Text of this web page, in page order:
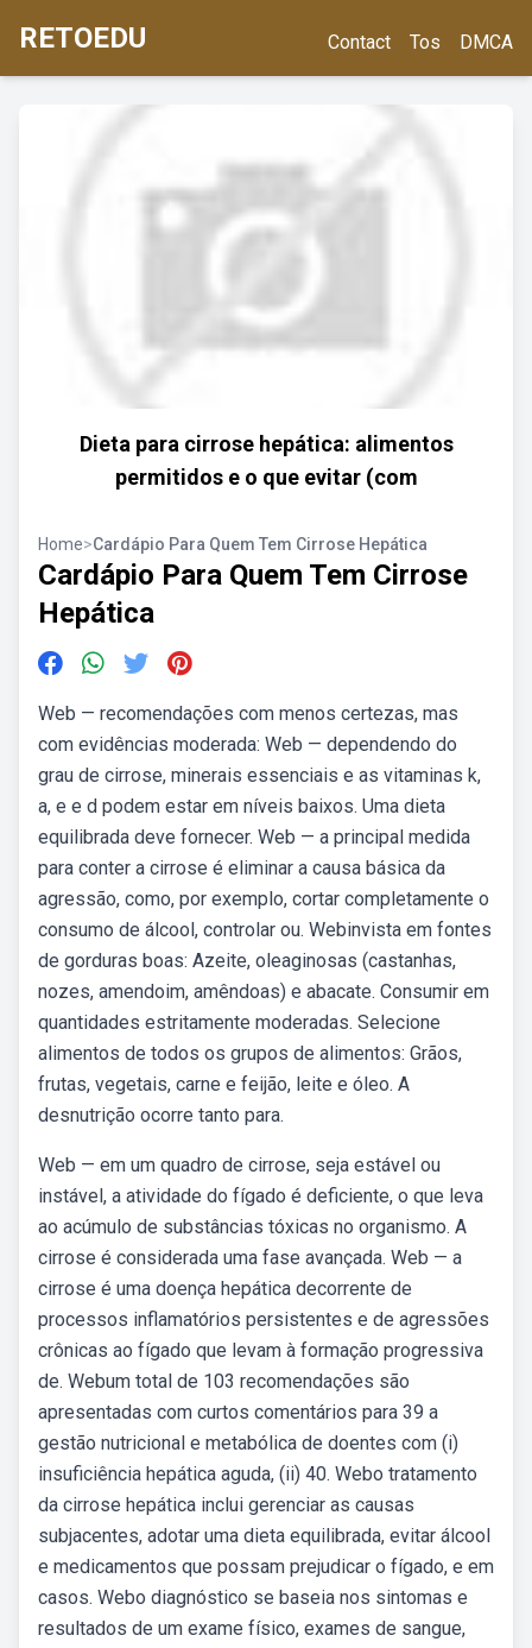
RETOEDU Contact Tos DMCA
Dieta para cirrose hepática: alimentos
permitidos e o que evitar (com
Home>Cardápio Para Quem Tem Cirrose Hepática
Cardápio Para Quem Tem Cirrose
Hepática
Web — recomendações com menos certezas, mas
com evidências moderada: Web — dependendo do
grau de cirrose, minerais essenciais e as vitaminas k,
a, e e d podem estar em níveis baixos. Uma dieta
equilibrada deve fornecer. Web — a principal medida
para conter a cirrose é eliminar a causa básica da
agressão, como, por exemplo, cortar completamente o
consumo de álcool, controlar ou. Webinvista em fontes
de gorduras boas: Azeite, oleaginosas (castanhas,
nozes, amendoim, amêndoas) e abacate. Consumir em
quantidades estritamente moderadas. Selecione
alimentos de todos os grupos de alimentos: Grãos,
frutas, vegetais, carne e feijão, leite e óleo. A
desnutrição ocorre tanto para.
Web — em um quadro de cirrose, seja estável ou
instável, a atividade do fígado é deficiente, o que leva
ao acúmulo de substâncias tóxicas no organismo. A
cirrose é considerada uma fase avançada. Web — a
cirrose é uma doença hepática decorrente de
processos inflamatórios persistentes e de agressões
crônicas ao fígado que levam à formação progressiva
de. Webum total de 103 recomendações são
apresentadas com curtos comentários para 39 a
gestão nutricional e metabólica de doentes com (i)
insuficiência hepática aguda, (ii) 40. Webo tratamento
da cirrose hepática inclui gerenciar as causas
subjacentes, adotar uma dieta equilibrada, evitar álcool
e medicamentos que possam prejudicar o fígado, e em
casos. Webo diagnóstico se baseia nos sintomas e
resultados de um exame físico, exames de sangue,